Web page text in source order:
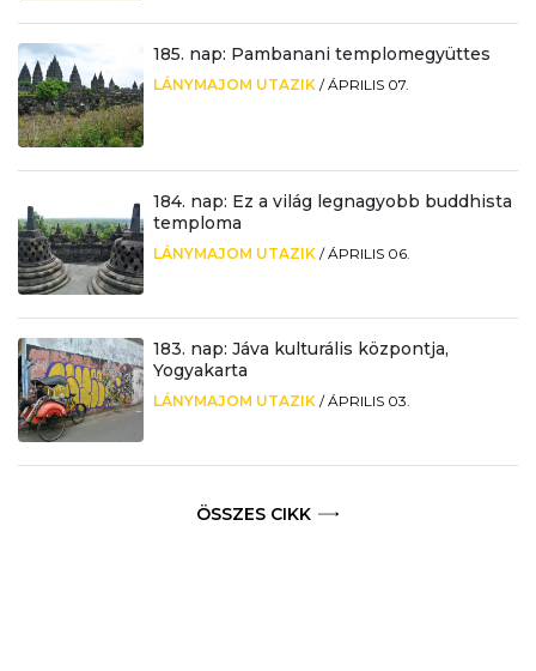
185. nap: Pambanani templomegyüttes
LÁNYMAJOM UTAZIK /ÁPRILIS 07.
184. nap: Ez a világ legnagyobb buddhista
temploma
LÁNYMAJOM UTAZIK /ÁPRILIS 06.
183. nap: Jáva kulturális központja,
Yogyakarta
LÁNYMAJOM UTAZIK /ÁPRILIS 03.
ÖSSZES CIKK